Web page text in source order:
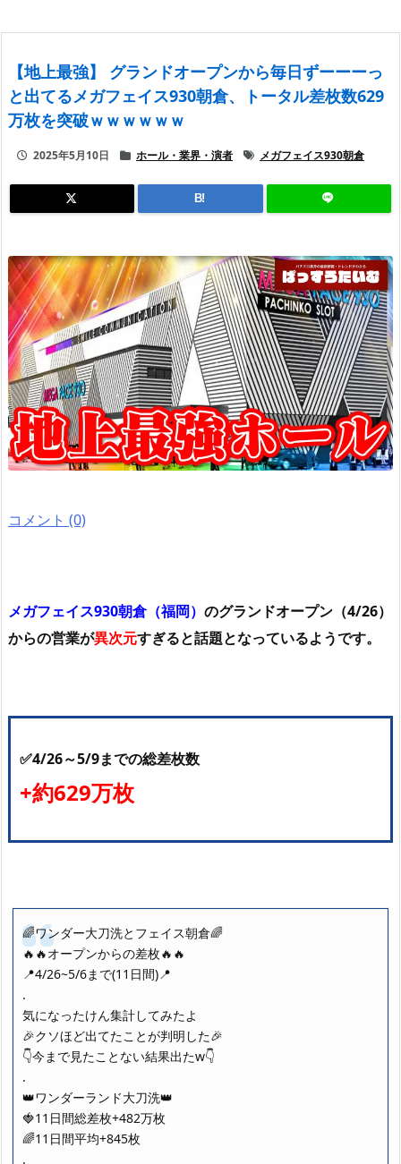
【地上最強】 グランドオープンから毎日ずーーーっ
と出てるメガフェイス930朝倉、トータル差枚数629
万枚を突破ｗｗｗｗｗｗ
2025年5月10日 ホール・業界・演者 メガフェイス930朝倉
B!
コメント (0)
メガフェイス930朝倉（福岡） のグランドオープン（4/26）
からの営業が異次元すぎると話題となっているようです。
✅4/26～5/9までの総差枚数
+約629万枚
🌈ワンダー大刀洗とフェイス朝倉🌈
🔥🔥オープンからの差枚🔥🔥
📍4/26~5/6まで(11日間)📍
.
気になったけん集計してみたよ
🎉クソほど出てたことが判明した🎉
👇今まで見たことない結果出たw👇
.
👑ワンダーランド大刀洗👑
🍓11日間総差枚+482万枚
🌈11日間平均+845枚
.